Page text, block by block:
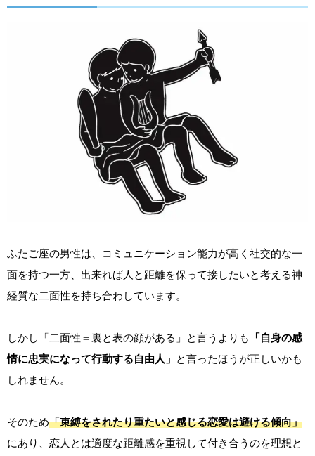
ふたご座の男性は、コミュニケーション能力が高く社交的な一
面を持つ一方、出来れば人と距離を保って接したいと考える神
経質な二面性を持ち合わしています。
しかし「二面性＝裏と表の顔がある」と言うよりも
「自身の感
情に忠実になって行動する自由人」 と言ったほうが正しいかも
しれません。
そのため「束縛をされたり重たいと感じる恋愛は避ける傾向」
にあり、恋人とは適度な距離感を重視して付き合うのを理想と